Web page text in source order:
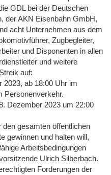
GDL bei der Deutschen
der AKN Eisenbahn GmbH,
acht Unternehmen aus dem
Zugbegleiter,
und Disponenten in allen
und weitere
auf:
2023, ab 18:00 Uhr im
Personenverkehr.
Dezember 2023 um 22:00
den gesamten öffentlichen
gewinnen und halten will,
Arbeitsbedingungen
Ulrich Silberbach.
Forderungen der